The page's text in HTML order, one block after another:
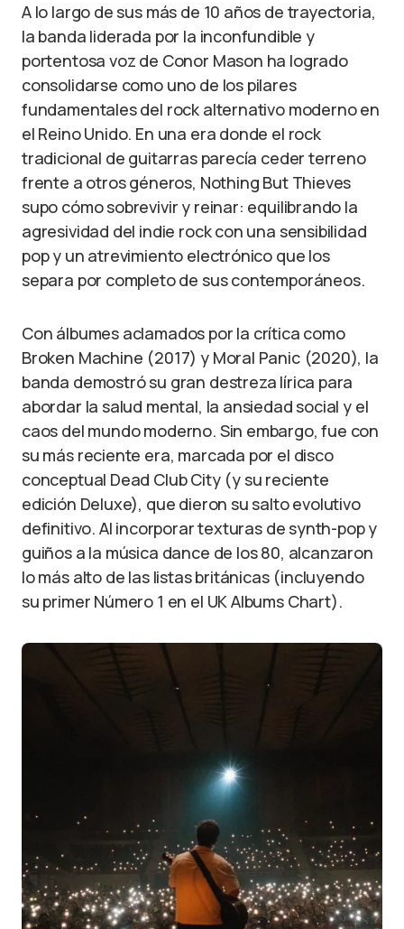
A lo largo de sus más de 10 años de trayectoria,
la banda liderada por la inconfundible y
portentosa voz de Conor Mason ha logrado
consolidarse como uno de los pilares
fundamentales del rock alternativo moderno en
el Reino Unido. En una era donde el rock
tradicional de guitarras parecía ceder terreno
frente a otros géneros, Nothing But Thieves
supo cómo sobrevivir y reinar: equilibrando la
agresividad del indie rock con una sensibilidad
pop y un atrevimiento electrónico que los
separa por completo de sus contemporáneos.
Con álbumes aclamados por la crítica como
Broken Machine (2017) y Moral Panic (2020), la
banda demostró su gran destreza lírica para
abordar la salud mental, la ansiedad social y el
caos del mundo moderno. Sin embargo, fue con
su más reciente era, marcada por el disco
conceptual Dead Club City (y su reciente
edición Deluxe), que dieron su salto evolutivo
definitivo. Al incorporar texturas de synth-pop y
guiños a la música dance de los 80, alcanzaron
lo más alto de las listas británicas (incluyendo
su primer Número 1 en el UK Albums Chart).